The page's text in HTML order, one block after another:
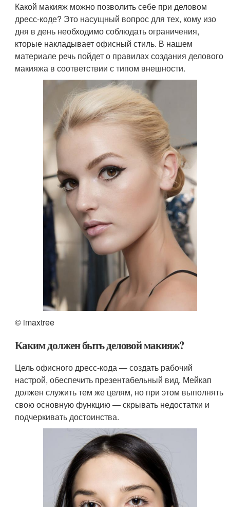
Какой макияж можно позволить себе при деловом
дресс-коде? Это насущный вопрос для тех, кому изо
дня в день необходимо соблюдать ограничения,
кторые накладывает офисный стиль. В нашем
материале речь пойдет о правилах создания делового
макияжа в соответствии с типом внешности.
© imaxtree
Каким должен быть деловой макияж?
Цель офисного дресс-кода — создать рабочий
настрой, обеспечить презентабельный вид. Мейкап
должен служить тем же целям, но при этом выполнять
свою основную функцию — скрывать недостатки и
подчеркивать достоинства.